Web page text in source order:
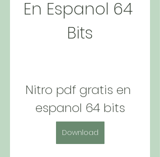
En Espanol 64
Bits
Nitro pdf gratis en
espanol 64 bits
Download